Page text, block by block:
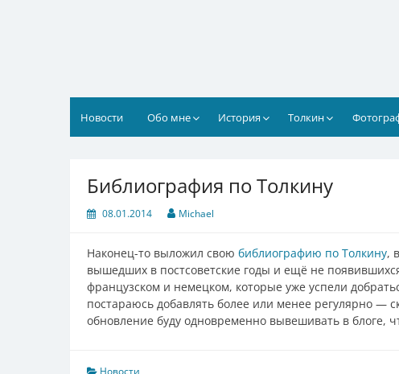
Новости Обо мне История Толкин
Библиография по Толкину
08.01.2014 Michael
Наконец-то выложил свою библиографию по Толкину,
вышедших в постсоветские годы и ещё не
французском и немецком, которые уже успели
постараюсь добавлять более или менее регулярно —
обновление буду одновременно вывешивать в блоге,
Новости